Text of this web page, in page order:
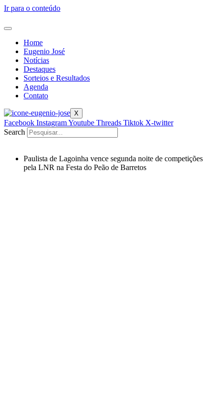
Ir para o conteúdo
Home
Eugenio José
Notícias
Destaques
Sorteios e Resultados
Agenda
Contato
X
Facebook InstagramYoutube Threads Tiktok X-twitter
Search
Paulista de Lagoinha vence segunda noite de competições
pela LNR na Festa do Peão de Barretos